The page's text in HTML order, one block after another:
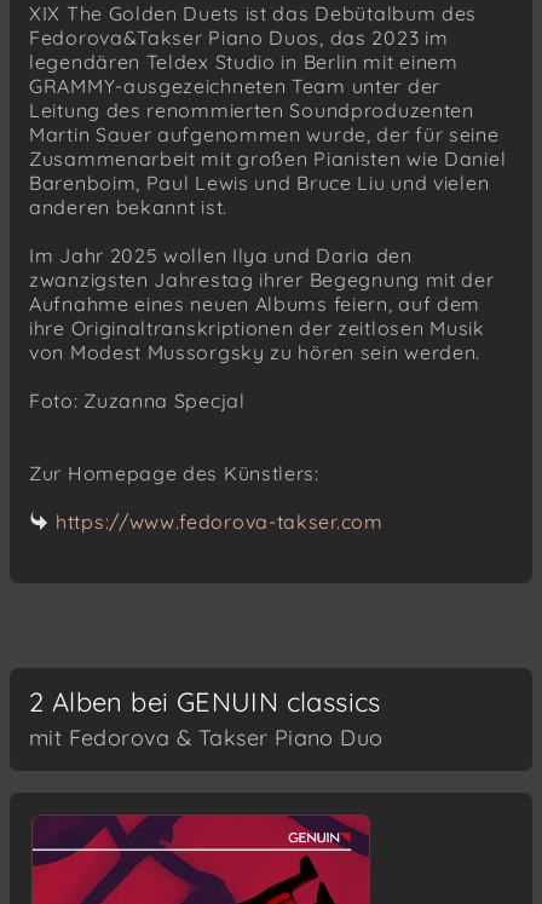
XIX The Golden Duets ist das Debütalbum des
Fedorova&Takser Piano Duos, das 2023 im
legendären Teldex Studio in Berlin mit einem
GRAMMY-ausgezeichneten Team unter der
Leitung des renommierten Soundproduzenten
Martin Sauer aufgenommen wurde, der für seine
Zusammenarbeit mit großen Pianisten wie Daniel
Barenboim, Paul Lewis und Bruce Liu und vielen
anderen bekannt ist.
Im Jahr 2025 wollen Ilya und Daria den
zwanzigsten Jahrestag ihrer Begegnung mit der
Aufnahme eines neuen Albums feiern, auf dem
ihre Originaltranskriptionen der zeitlosen Musik
von Modest Mussorgsky zu hören sein werden.
Foto: Zuzanna Specjal
Zur Homepage des Künstlers:
https://www.fedorova-takser.com
2 Alben bei GENUIN classics
mit Fedorova & Takser Piano Duo